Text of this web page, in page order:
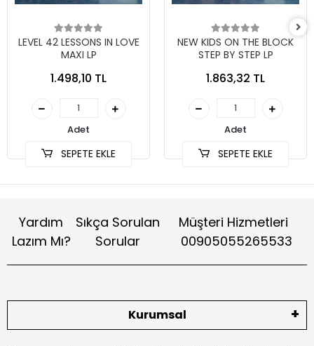
LEVEL 42 LESSONS IN LOVE
MAXI LP
1.498,10 TL
Adet
SEPETE EKLE
NEW KIDS ON THE BLOCK
STEP BY STEP LP
1.863,32 TL
Adet
SEPETE EKLE
Yardım
Lazım Mı?
Sıkça Sorulan
Sorular
Müşteri Hizmetleri
00905055265533
Kurumsal